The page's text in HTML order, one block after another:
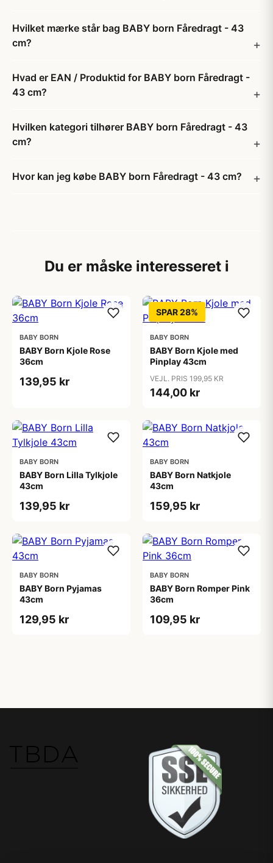
Hvilket mærke står bag BABY born Fåredragt - 43
cm?
Hvad er EAN / Produktid for BABY born Fåredragt -
43 cm?
Hvilken kategori tilhører BABY born Fåredragt - 43
cm?
Hvor kan jeg købe BABY born Fåredragt - 43 cm?
Du er måske interesseret i
BABY BORN
BABY Born Kjole Rose
36cm
139,95 kr
SPAR 28%
BABY BORN
BABY Born Kjole med
Pinplay 43cm
VEJL. PRIS 199,95 KR
144,00 kr
BABY BORN
BABY Born Lilla Tylkjole
43cm
139,95 kr
BABY BORN
BABY Born Natkjole
43cm
159,95 kr
BABY BORN
BABY Born Pyjamas
43cm
129,95 kr
BABY BORN
BABY Born Romper Pink
36cm
109,95 kr